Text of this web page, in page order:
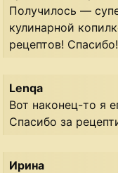
Получилось —
кулинарной
рецептов!
Lenqa
Вот наконец-то я
Спасибо за
Ирина